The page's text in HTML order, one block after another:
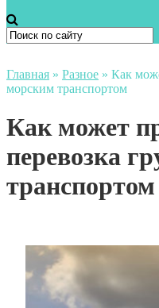
Главная » Разное » Как
морским транспортом
Как может
перевозка
транспортом